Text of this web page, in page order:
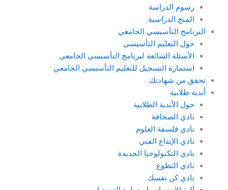
رسوم الدراسة
المنح الدراسية
البرنامج التأسيسي الجامعي
حول التعليم التأسيسي
الأسئلة الشائعة لبرنامج التأسيسي الجامعي
استمارة التسجيل للتعليم التأسيسي الجامعي
تحقق من شهادتك
أندية طلابية
حول الأندية الطلابية
نادي الصحافة
نادي فلسفة العلوم
نادي الإبداع الفني
نادي التكنولوجيا الجديدة
نادي التطوع
نادي كن نفسك